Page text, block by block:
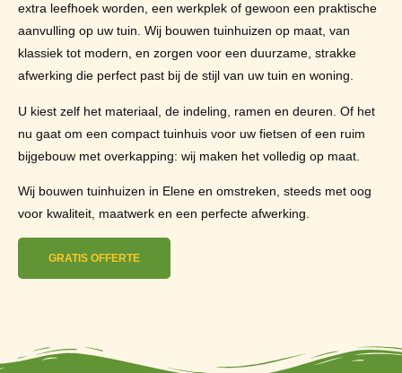
extra leefhoek worden, een werkplek of gewoon een praktische
aanvulling op uw tuin. Wij bouwen tuinhuizen op maat, van
klassiek tot modern, en zorgen voor een duurzame, strakke
afwerking die perfect past bij de stijl van uw tuin en woning.
U kiest zelf het materiaal, de indeling, ramen en deuren. Of het
nu gaat om een compact tuinhuis voor uw fietsen of een ruim
bijgebouw met overkapping: wij maken het volledig op maat.
Wij bouwen tuinhuizen in Elene en omstreken, steeds met oog
voor kwaliteit, maatwerk en een perfecte afwerking.
GRATIS OFFERTE